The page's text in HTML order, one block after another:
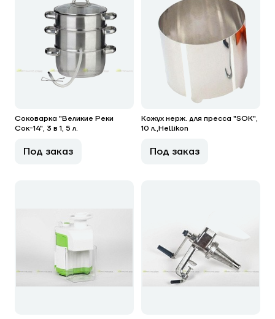
Соковарка "Великие Реки
Сок-14", 3 в 1, 5 л.
Под заказ
Кожух нерж. для пресса "SOK",
10 л.,Hellikon
Под заказ